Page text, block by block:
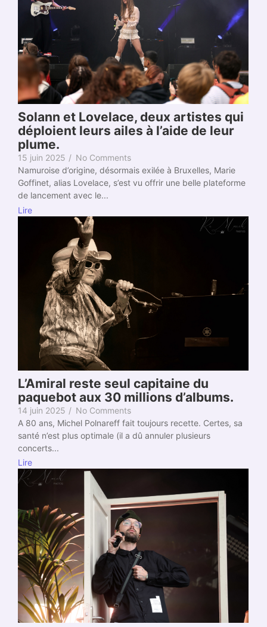
Solann et Lovelace, deux artistes qui
déploient leurs ailes à l’aide de leur
plume.
15 juin 2025 / No Comments
Namuroise d’origine, désormais exilée à Bruxelles, Marie
Goffinet, alias Lovelace, s’est vu offrir une belle plateforme
de lancement avec le...
Lire
L’Amiral reste seul capitaine du
paquebot aux 30 millions d’albums.
14 juin 2025 / No Comments
A 80 ans, Michel Polnareff fait toujours recette. Certes, sa
santé n’est plus optimale (il a dû annuler plusieurs
concerts...
Lire